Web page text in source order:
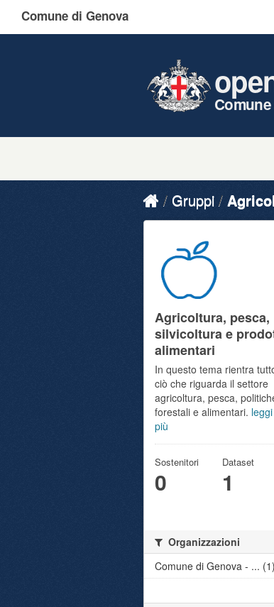
Comune di Genova
Gruppi
Agricoltura, pesca,
silvicoltura e
alimentari
In questo tema rientra
ciò che riguarda il settore
agricoltura, pesca,
forestali e alimentari.
più
Sostenitori
0
Dataset
1
Organizzazioni
Comune di Genova - ... (1)